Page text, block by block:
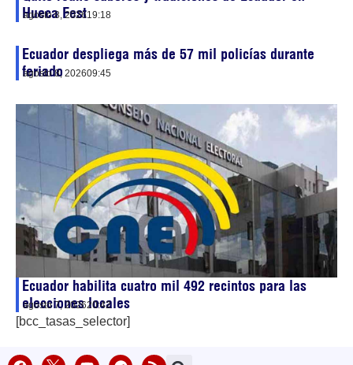
Hueca Fest
agosto 8, 202619:18
Ecuador despliega más de 57 mil policías durante
feriado
agosto 8, 202609:45
Ecuador habilita cuatro mil 492 recintos para las
elecciones locales
agosto 7, 202620:42
[bcc_tasas_selector]